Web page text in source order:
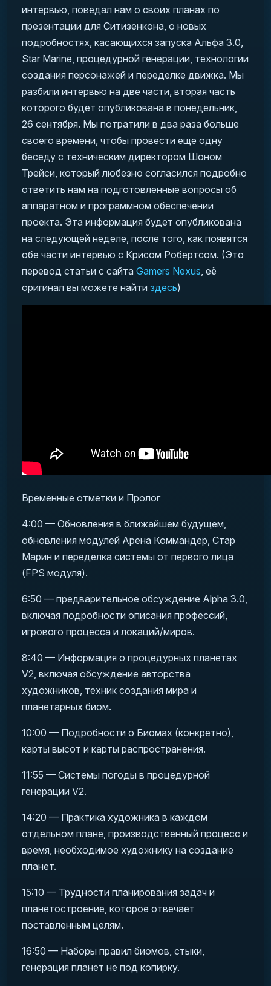
интервью, поведал нам о своих планах по
презентации для Ситизенкона, о новых
подробностях, касающихся запуска Альфа 3.0,
Star Marine, процедурной генерации, технологии
создания персонажей и переделке движка. Мы
разбили интервью на две части, вторая часть
которого будет опубликована в понедельник,
26 сентября. Мы потратили в два раза больше
своего времени, чтобы провести еще одну
беседу с техническим директором Шоном
Трейси, который любезно согласился подробно
ответить нам на подготовленные вопросы об
аппаратном и программном обеспечении
проекта. Эта информация будет опубликована
на следующей неделе, после того, как появятся
обе части интервью с Крисом Робертсом. (Это
перевод статьи с сайтаGamers Nexus , её
оригинал вы можете найтиздесь)
Временные отметки и Пролог
4:00 — Обновления в ближайшем будущем,
обновления модулей Арена Коммандер, Стар
Марин и переделка системы от первого лица
(FPS модуля).
6:50 — предварительное обсуждение Alpha 3.0,
включая подробности описания профессий,
игрового процесса и локаций/миров.
8:40 — Информация о процедурных планетах
V2, включая обсуждение авторства
художников, техник создания мира и
планетарных биом.
10:00 — Подробности о Биомах (конкретно),
карты высот и карты распространения.
11:55 — Системы погоды в процедурной
генерации V2.
14:20 — Практика художника в каждом
отдельном плане, производственный процесс и
время, необходимое художнику на создание
планет.
15:10 — Трудности планирования задач и
планетостроение, которое отвечает
поставленным целям.
16:50 — Наборы правил биомов, стыки,
генерация планет не под копирку.